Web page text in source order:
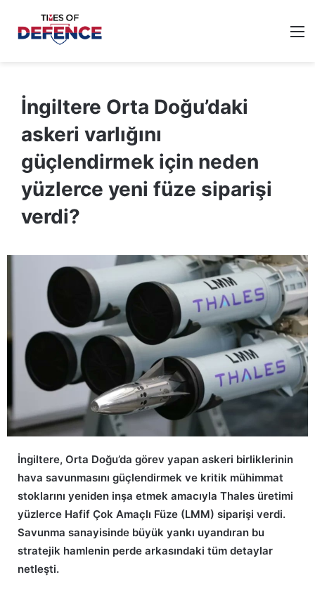
İngiltere Orta Doğu’daki
askeri varlığını
güçlendirmek için neden
yüzlerce yeni füze siparişi
verdi?
İngiltere, Orta Doğu’da görev yapan askeri birliklerinin
hava savunmasını güçlendirmek ve kritik mühimmat
stoklarını yeniden inşa etmek amacıyla Thales üretimi
yüzlerce Hafif Çok Amaçlı Füze (LMM) siparişi verdi.
Savunma sanayisinde büyük yankı uyandıran bu
stratejik hamlenin perde arkasındaki tüm detaylar
netleşti.